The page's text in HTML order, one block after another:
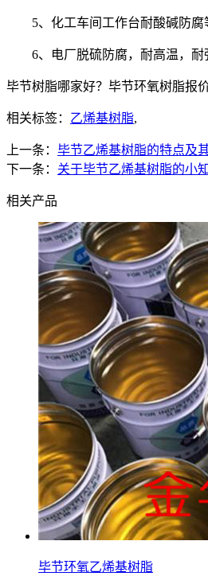
5、化工车间工作台耐酸碱防腐
6、电厂脱硫防腐，耐高温，耐
毕节树脂哪家好？毕节环氧树脂报
相关标签： 乙烯基树脂,
上一条： 毕节乙烯基树脂的特点及
下一条： 关于毕节乙烯基树脂的小
相关产品
毕节环氧乙烯基树脂